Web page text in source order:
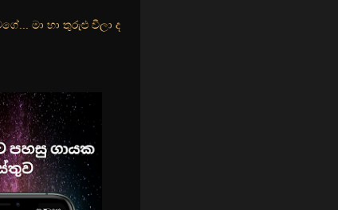
දෑසේ කදුළු බීලා රහසේ සුසුම් ලෑ හඩ ඇසේ... නිල්වන්